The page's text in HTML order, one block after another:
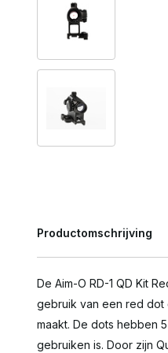
Productomschrijving
De Aim-O RD-1 QD Kit
gebruik van een red dot
maakt. De dots hebben
gebruiken is. Door zijn